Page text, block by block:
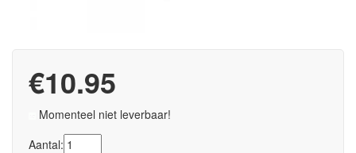
€10.95
Momenteel niet leverbaar!
Aantal: